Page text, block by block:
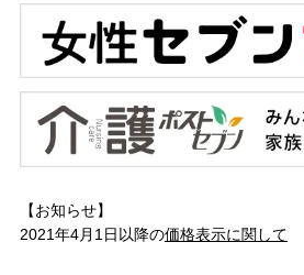
【お知らせ】
2021年4月1日以降の価格表示に関して